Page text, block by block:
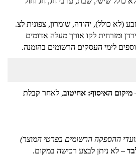
(לא כולל), יהודה, שומרון, צפונית לצ.
ומזרחית לקו אורך מעלה אדומים
מיקום האיסוף: אחיטוב, לאחר קבלת
ההספקה הרשומים בפרטי המוצר)
– לא ניתן לבצע רכישה במקום.